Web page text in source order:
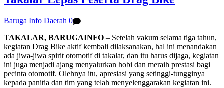
Baruga Info Daerah 0
TAKALAR, BARUGAINFO – Setelah vakum selama tiga tahun,
kegiatan Drag Bike aktif kembali dilaksanakan, hal ini menandakan
ada jiwa-jiwa spirit otomotif di takalar, dan itu harus dijaga, kegiatan
ini juga menjadi ajang menyalurkan hobi dan meraih prestasi bagi
pecinta otomotif. Olehnya itu, apresiasi yang setinggi-tungginya
kepada panitia dan tim yang telah menyelenggarakan kegiatan ini.